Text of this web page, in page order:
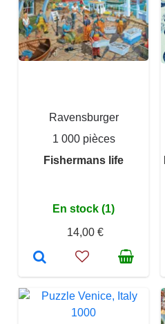
Ravensburger
1 000 pièces
Fishermans life
En stock (1)
14,00 €